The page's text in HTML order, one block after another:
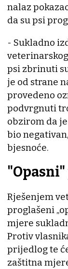
nalaz
da su psi
- Sukladno
psi zbrinuti
je od strane
provedeno
podvrgnuti
obzirom da
bio
bjesnoće.
"Opasni"
Rješenjem
proglašeni
mjere
Protiv
prijedlog te
zaštitna